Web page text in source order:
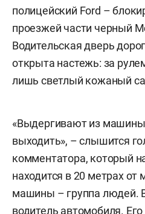
полицейский Ford –
проезжей части черный
Водительская дверь
открыта настежь: за
лишь светлый кожаный
«Выдергивают из машины
выходить», – слышится
комментатора, который
находится в 20 метрах от
машины – группа людей.
водитель автомобиля.